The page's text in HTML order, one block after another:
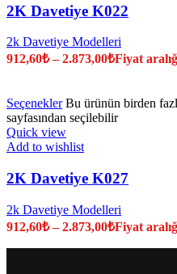
2K Davetiye K022
2k Davetiye Modelleri
912,60₺ –2.873,00₺Fiyat
Seçenekler Bu ürünün birden
sayfasından seçilebilir
Quick view
Add to wishlist
2K Davetiye K027
2k Davetiye Modelleri
912,60₺ –2.873,00₺Fiyat